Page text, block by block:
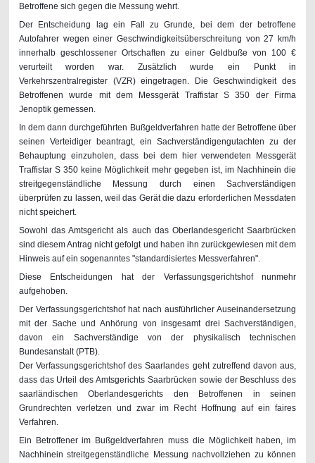
Betroffene sich gegen die Messung wehrt.
Der Entscheidung lag ein Fall zu Grunde, bei dem der betroffene
Autofahrer wegen einer Geschwindigkeitsüberschreitung von 27 km/h
innerhalb geschlossener Ortschaften zu einer Geldbuße von 100 €
verurteilt worden war. Zusätzlich wurde ein Punkt in
Verkehrszentralregister (VZR) eingetragen. Die Geschwindigkeit des
Betroffenen wurde mit dem Messgerät Traffistar S 350 der Firma
Jenoptik gemessen.
In dem dann durchgeführten Bußgeldverfahren hatte der Betroffene über
seinen Verteidiger beantragt, ein Sachverständigengutachten zu der
Behauptung einzuholen, dass bei dem hier verwendeten Messgerät
Traffistar S 350 keine Möglichkeit mehr gegeben ist, im Nachhinein die
streitgegenständliche Messung durch einen Sachverständigen
überprüfen zu lassen, weil das Gerät die dazu erforderlichen Messdaten
nicht speichert.
Sowohl das Amtsgericht als auch das Oberlandesgericht Saarbrücken
sind diesem Antrag nicht gefolgt und haben ihn zurückgewiesen mit dem
Hinweis auf ein sogenanntes "standardisiertes Messverfahren".
Diese Entscheidungen hat der Verfassungsgerichtshof nunmehr
aufgehoben.
Der Verfassungsgerichtshof hat nach ausführlicher Auseinandersetzung
mit der Sache und Anhörung von insgesamt drei Sachverständigen,
davon ein Sachverständige von der physikalisch technischen
Bundesanstalt (PTB).
Der Verfassungsgerichtshof des Saarlandes geht zutreffend davon aus,
dass das Urteil des Amtsgerichts Saarbrücken sowie der Beschluss des
saarländischen Oberlandesgerichts den Betroffenen in seinen
Grundrechten verletzen und zwar im Recht Hoffnung auf ein faires
Verfahren.
Ein Betroffener im Bußgeldverfahren muss die Möglichkeit haben, im
Nachhinein streitgegenständliche Messung nachvollziehen zu können